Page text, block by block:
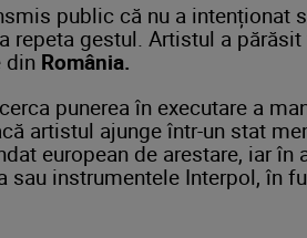
public că nu a intenționat
repeta gestul. Artistul a părăsit
din România.
punerea în executare a
artistul ajunge într-un stat
european de arestare, iar în
instrumentele Interpol, în